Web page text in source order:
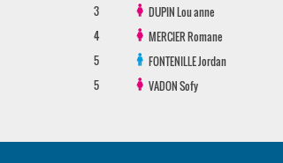
3
DUPINLou anne
4
MERCIERRomane
5
FONTENILLEJordan
5
VADONSofy